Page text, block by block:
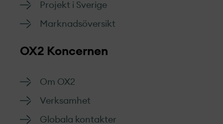
Projekt­ i Sverige
Marknads­översikt
OX2 Koncernen
Om OX2
Verksamhet
Globala kontakter